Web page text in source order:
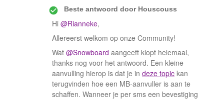
Beste antwoord doorHouscouss
Hi @Rianneke,
Allereerst welkom op onze Community!
Wat @Snowboard aangeeft klopt helemaal,
thanks nog voor het antwoord. Een kleine
aanvulling hierop is dat je in deze topic kan
terugvinden hoe een MB-aanvuller is aan te
schaffen. Wanneer je per sms een bevestiging